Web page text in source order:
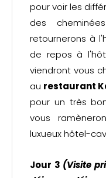
pour voir les
des
retournerons à
de repos à
viendront vous
au restaurant
pour un très
vous
luxueux hôtel-
Jour 3 (Visite